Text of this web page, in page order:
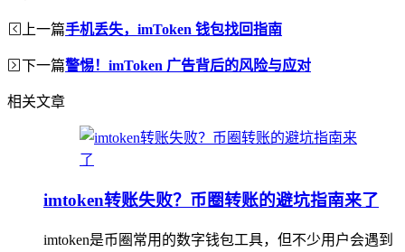
上一篇手机丢失，imToken 钱包找回指南
下一篇警惕！imToken 广告背后的风险与应对
相关文章
imtoken转账失败？币圈转账的避坑指南来了
imtoken是币圈常用的数字钱包工具，但不少用户会遇到